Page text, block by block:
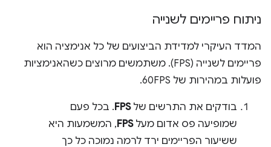
ניתוח פריימים לשנייה
המדד העיקרי למדידת הביצועים של כל אנימציה הוא
פריימים לשנייה (FPS). משתמשים מרוצים כשהאנימציות
פועלות במהירות של 60FPS.
בודקים את התרשים שלFPS. בכל פעם
שמופיעה פס אדום מעלFPS, המשמעות היא
ששיעור הפריימים ירד לרמה נמוכה כל כך